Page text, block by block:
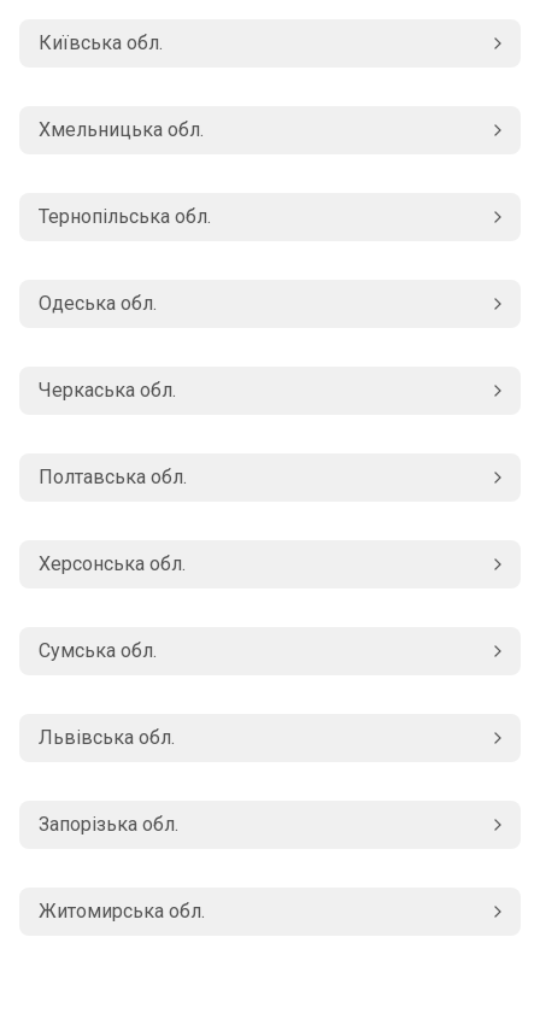
Київська обл.
Хмельницька обл.
Тернопільська обл.
Одеська обл.
Черкаська обл.
Полтавська обл.
Херсонська обл.
Сумська обл.
Львівська обл.
Запорізька обл.
Житомирська обл.